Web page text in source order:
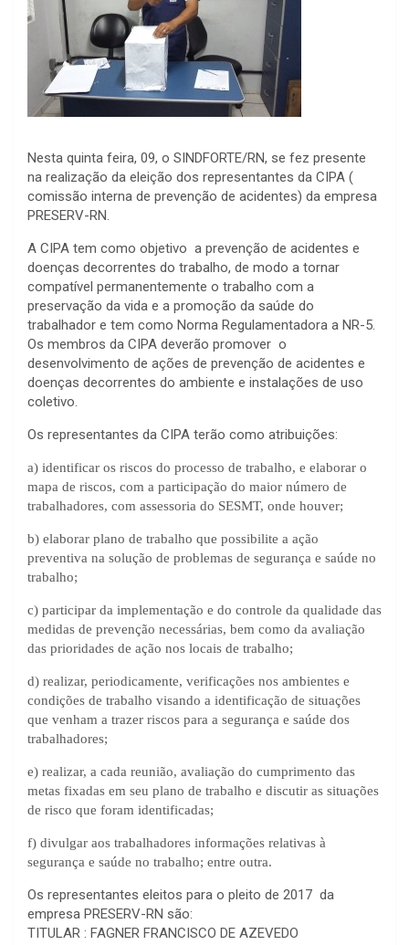
Nesta quinta feira, 09, o SINDFORTE/RN, se fez presente
na realização da eleição dos representantes da CIPA (
comissão interna de prevenção de acidentes) da empresa
PRESERV-RN.
A CIPA tem como objetivo a prevenção de acidentes e
doenças decorrentes do trabalho, de modo a tornar
compatível permanentemente o trabalho com a
preservação da vida e a promoção da saúde do
trabalhador e tem como Norma Regulamentadora a NR-5.
Os membros da CIPA deverão promover o
desenvolvimento de ações de prevenção de acidentes e
doenças decorrentes do ambiente e instalações de uso
coletivo.
Os representantes da CIPA terão como atribuições:
a) identificar os riscos do processo de trabalho, e elaborar o
mapa de riscos, com a participação do maior número de
trabalhadores, com assessoria do SESMT, onde houver;
b) elaborar plano de trabalho que possibilite a ação
preventiva na solução de problemas de segurança e saúde no
trabalho;
c) participar da implementação e do controle da qualidade das
medidas de prevenção necessárias, bem como da avaliação
das prioridades de ação nos locais de trabalho;
d) realizar, periodicamente, verificações nos ambientes e
condições de trabalho visando a identificação de situações
que venham a trazer riscos para a segurança e saúde dos
trabalhadores;
e) realizar, a cada reunião, avaliação do cumprimento das
metas fixadas em seu plano de trabalho e discutir as situações
de risco que foram identificadas;
f) divulgar aos trabalhadores informações relativas à
segurança e saúde no trabalho; entre outra.
Os representantes eleitos para o pleito de 2017 da
empresa PRESERV-RN são:
TITULAR : FAGNER FRANCISCO DE AZEVEDO